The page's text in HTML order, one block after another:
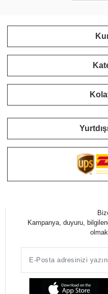
Kampanya, duyuru,